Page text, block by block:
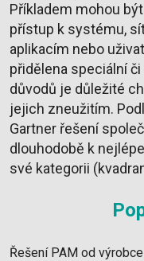
Příkladem mohou
přístup k systému,
aplikacím nebo
přidělena speciální
důvodů je důležité
jejich zneužitím.
Gartner řešení
dlouhodobě k
své kategorii
Řešení PAM od